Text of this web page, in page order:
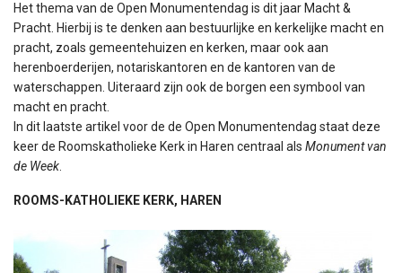
Het thema van de Open Monumentendag is dit jaar Macht &
Pracht. Hierbij is te denken aan bestuurlijke en kerkelijke macht en
pracht, zoals gemeentehuizen en kerken, maar ook aan
herenboerderijen, notariskantoren en de kantoren van de
waterschappen. Uiteraard zijn ook de borgen een symbool van
macht en pracht.
In dit laatste artikel voor de de Open Monumentendag staat deze
keer de Roomskatholieke Kerk in Haren centraal als Monument van
de Week.
ROOMS-KATHOLIEKE KERK, HAREN